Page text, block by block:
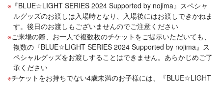
『BLUE☆LIGHT SERIES 2024 Supported by nojima』スペシャ
ルグッズのお渡しは入場時となり、入場後にはお渡しできかねま
す。後日のお渡しもございませんのでご注意ください
ご来場の際、お一人で複数枚のチケットをご提示いただいても、
複数の『BLUE☆LIGHT SERIES 2024 Supported by nojima』ス
ペシャルグッズをお渡しすることはできません。あらかじめご了
承ください
チケットをお持ちでない4歳未満のお子様には、『BLUE☆LIGHT